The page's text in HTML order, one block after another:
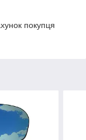
покупця